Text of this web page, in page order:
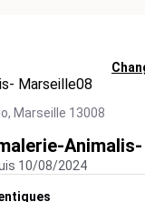
Marseille08
Marseille 13008
10/08/2024